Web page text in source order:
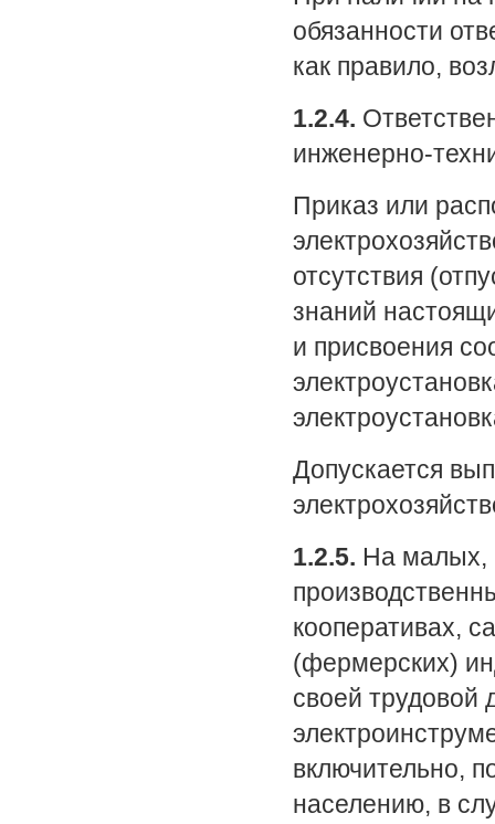
обязанности
как правило,
1.2.4.
инженерно-
Приказ или
отсутствия
знаний
и присвоения
Допускается
1.2.5. На малых,
кооперативах,
(фермерских)
своей трудовой
включительно,
населению, в